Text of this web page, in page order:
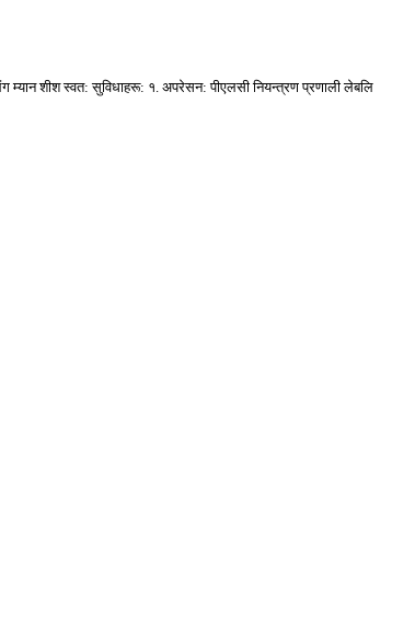
म्यान शीश स्वत: सुविधाहरू: १. अपरेसन: पीएलसी नियन्त्रण प्रणाली लेबलि